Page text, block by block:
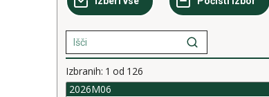
Izbranih: 1 od 126